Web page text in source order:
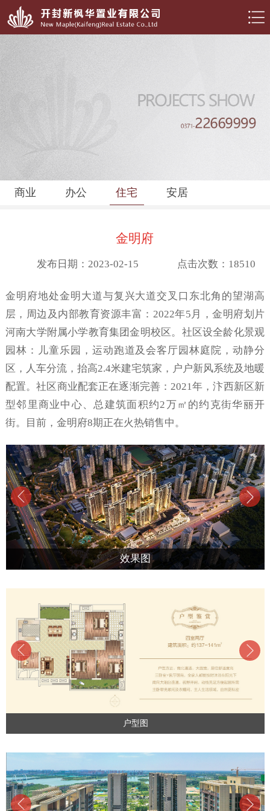
商业 办公 住宅 安居
金明府
发布日期：2023-02-15 点击次数：18510
金明府地处金明大道与复兴大道交叉口东北角的望湖高
层，周边及内部教育资源丰富：2022年5月，金明府划片
河南大学附属小学教育集团金明校区。社区设全龄化景观
园林：儿童乐园，运动跑道及会客厅园林庭院，动静分
区，人车分流，抬高2.4米建宅筑家，户户新风系统及地暖
配置。社区商业配套正在逐渐完善：2021年，汴西新区新
型邻里商业中心、总建筑面积约2万㎡的约克街华丽开
街。目前，金明府8期正在火热销售中。
效果图
户型图